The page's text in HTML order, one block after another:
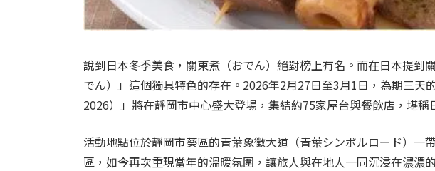
說到日本冬季美食，關東煮（おでん）絕對榜上有名。而在日本提到
でん）」這個獨具特色的存在。2026年2月27日至3月1日，為期三天
2026）」將在靜岡市中心盛大登場，集結約75家屋台與餐飲店，堪稱
活動地點位於靜岡市葵區的青葉象徵大道（青葉シンボルロード）一
區，如今再次重現當年的溫暖氛圍，讓旅人與在地人一同沉浸在濃濃